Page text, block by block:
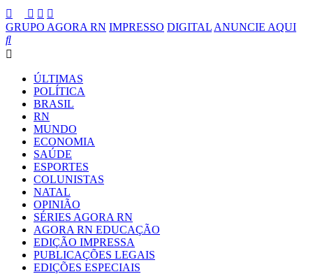
GRUPO AGORA RN IMPRESSO DIGITAL ANUNCIE AQUI
ÚLTIMAS
POLÍTICA
BRASIL
RN
MUNDO
ECONOMIA
SAÚDE
ESPORTES
COLUNISTAS
NATAL
OPINIÃO
SÉRIES AGORA RN
AGORA RN EDUCAÇÃO
EDIÇÃO IMPRESSA
PUBLICAÇÕES LEGAIS
EDIÇÕES ESPECIAIS